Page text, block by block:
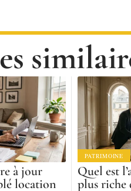
à jour
location
PATRIMOINE
Quel est
plus riche